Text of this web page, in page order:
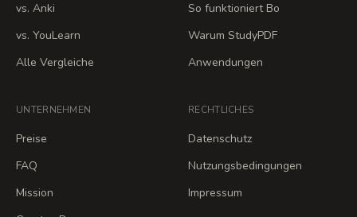
vs. Anki
vs. YouLearn
Alle Vergleiche
So funktioniert Bo
Warum StudyPDF
Anwendungen
UNTERNEHMEN
Preise
FAQ
Mission
RECHTLICHES
Datenschutz
Nutzungsbedingungen
Impressum